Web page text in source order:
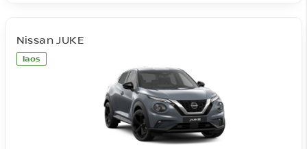
laos
Nissan JUKE